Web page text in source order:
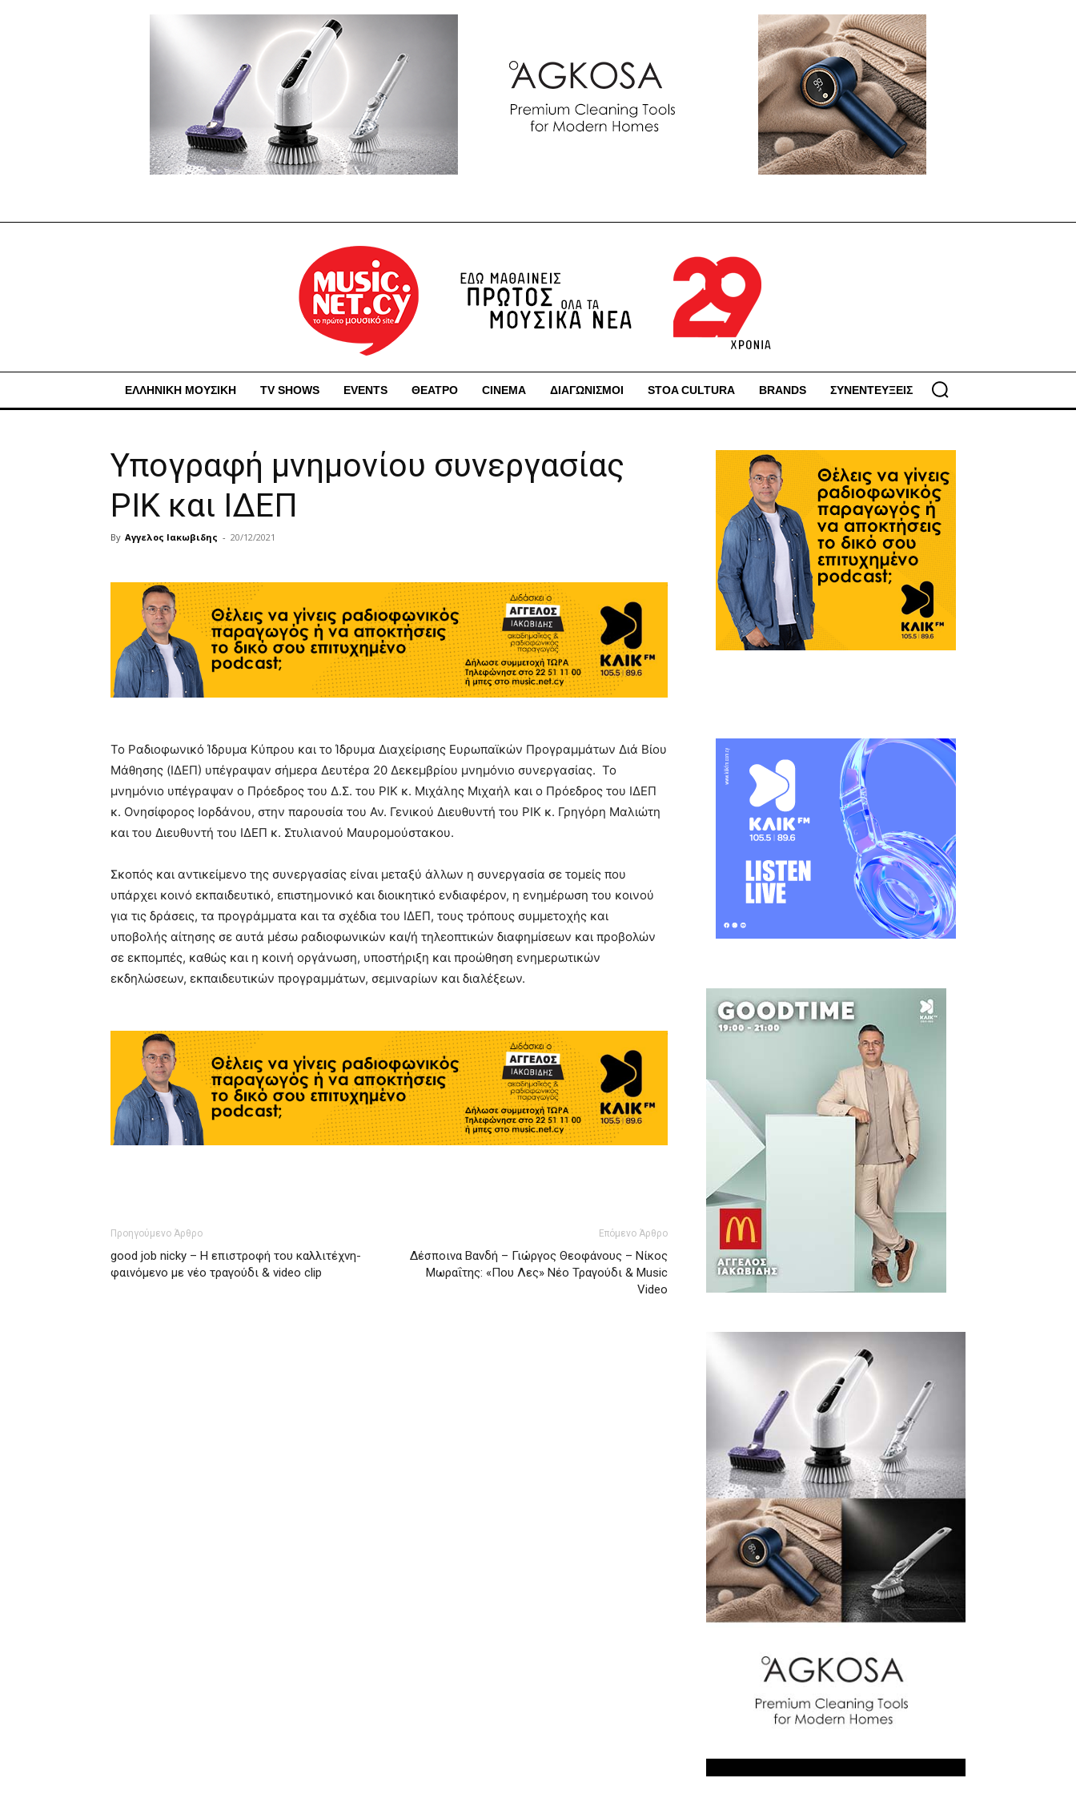
ΕΛΛΗΝΙΚΗ ΜΟΥΣΙΚΗ TV SHOWS EVENTS ΘΕΑΤΡΟ CINEMA ΔΙΑΓΩΝΙΣΜΟΙ STOA CULTURA BRANDS ΣΥΝΕΝΤΕΥΞΕΙΣ
Υπογραφή μνημονίου συνεργασίας
ΡΙΚ και ΙΔΕΠ
By Αγγελος Ιακωβιδης - 20/12/2021
Το Ραδιοφωνικό Ίδρυμα Κύπρου και το Ίδρυμα Διαχείρισης Ευρωπαϊκών Προγραμμάτων Διά Βίου
Μάθησης (ΙΔΕΠ) υπέγραψαν σήμερα Δευτέρα 20 Δεκεμβρίου μνημόνιο συνεργασίας. Το
μνημόνιο υπέγραψαν ο Πρόεδρος του Δ.Σ. του ΡΙΚ κ. Μιχάλης Μιχαήλ και ο Πρόεδρος του ΙΔΕΠ
κ. Ονησίφορος Ιορδάνου, στην παρουσία του Αν. Γενικού Διευθυντή του ΡΙΚ κ. Γρηγόρη Μαλιώτη
και του Διευθυντή του ΙΔΕΠ κ. Στυλιανού Μαυρομούστακου.
Σκοπός και αντικείμενο της συνεργασίας είναι μεταξύ άλλων η συνεργασία σε τομείς που
υπάρχει κοινό εκπαιδευτικό, επιστημονικό και διοικητικό ενδιαφέρον, η ενημέρωση του κοινού
για τις δράσεις, τα προγράμματα και τα σχέδια του ΙΔΕΠ, τους τρόπους συμμετοχής και
υποβολής αίτησης σε αυτά μέσω ραδιοφωνικών και/ή τηλεοπτικών διαφημίσεων και προβολών
σε εκπομπές, καθώς και η κοινή οργάνωση, υποστήριξη και προώθηση ενημερωτικών
εκδηλώσεων, εκπαιδευτικών προγραμμάτων, σεμιναρίων και διαλέξεων.
Προηγούμενο Άρθρο
good job nicky – Η επιστροφή του καλλιτέχνη-
φαινόμενο με νέο τραγούδι & video clip
Επόμενο Άρθρο
Δέσποινα Βανδή – Γιώργος Θεοφάνους – Νίκος
Μωραΐτης: «Που Λες» Νέο Τραγούδι & Music
Video